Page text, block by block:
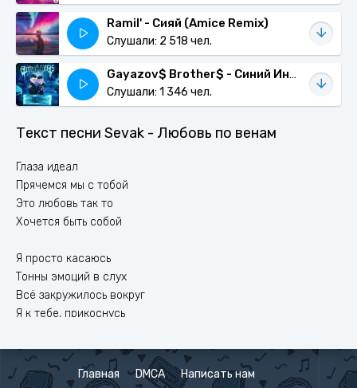
Ramil' - Сияй (Amice Remix)
Слушали: 2 518 чел.
Gayazov$ Brother$ - Синий Иней
Слушали: 1 346 чел.
Текст песни Sevak - Любовь по венам
Глаза идеал
Прячемся мы с тобой
Это любовь так то
Хочется быть собой
Я просто касаюсь
Тонны эмоций в слух
Всё закружилось вокруг
Я к тебе, прикоснусь
Небо упадёт и пусть
Город спит
Главная DMCA Написать нам